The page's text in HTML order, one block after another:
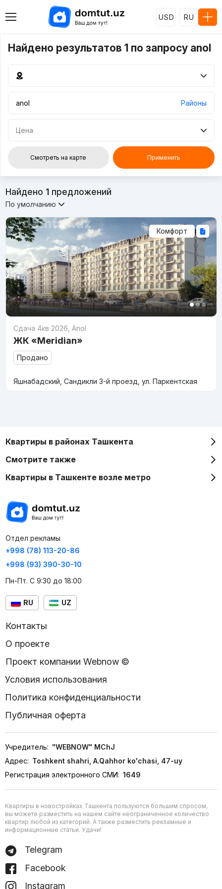
USD RU
Найдено результатов 1 по запросу anol
Районы
Цена
Смотреть на карте Применить
Найдено 1предложений
По умолчанию
Комфорт
Сдача 4кв 2026 Anol
ЖК «Meridian»
Продано
Яшнабадский, Сандикли 3-й проезд, ул. Паркентская
Квартиры в районах Ташкента
Смотрите также
Квартиры в Ташкенте возле метро
Отдел рекламы
+998 (78) 113-20-86
+998 (93) 390-30-10
Пн-Пт. С 9:30 до 18:00
RU UZ
Контакты
О проекте
Проект компании Webnow ©
Условия использования
Политика конфиденциальности
Публичная оферта
Учредитель: "WEBNOW" MChJ
Адрес: Toshkent shahri, A.Qahhor ko'chasi, 47-uy
Регистрация электронного СМИ: 1649
Квартиры в новостройках Ташкента пользуются большим спросом,
вы можете разместить на нашем сайте неограниченное количество
квартир любой из категорий. А также разместить рекламные и
информационные статьи. Удачи!
Telegram
Facebook
Instagram